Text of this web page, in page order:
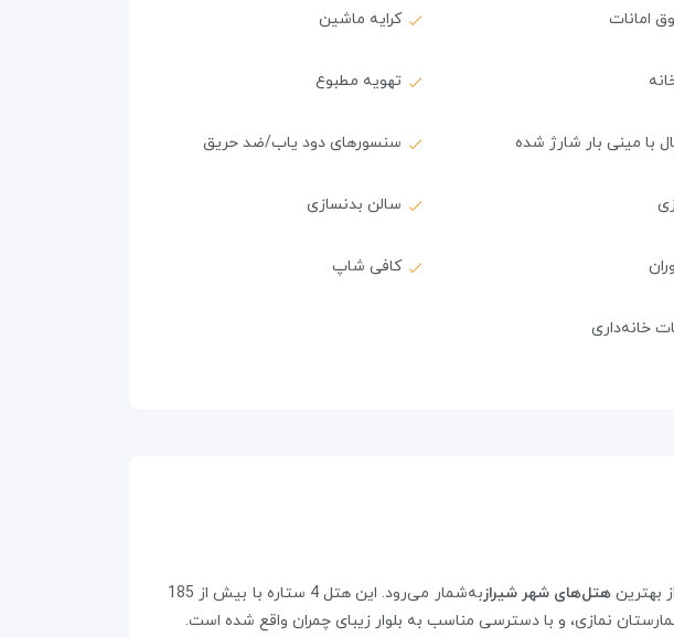
امانات کرایه ماشین
تهویه مطبوع
با مینی بار شارژ شده سنسورهای دود یاب/ضد حریق
سالن بدنسازی
کافی شاپ
خانه‌داری
بهترین هتل‌های شهر شیراز
به‌شمار می‌رود. این هتل 4 ستاره با بیش از 185